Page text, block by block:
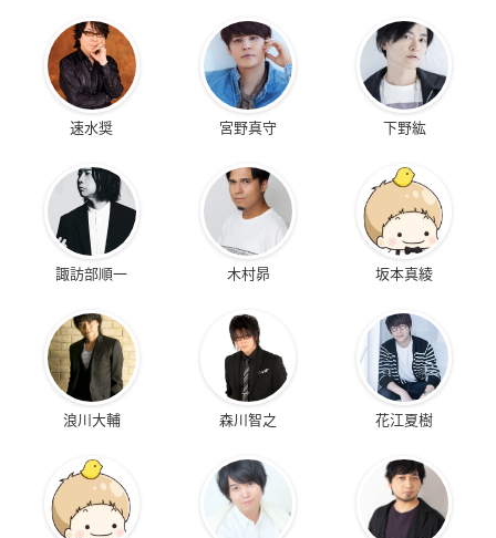
速水奨 宮野真守 下野紘
諏訪部順一 木村昴 坂本真綾
浪川大輔 森川智之 花江夏樹